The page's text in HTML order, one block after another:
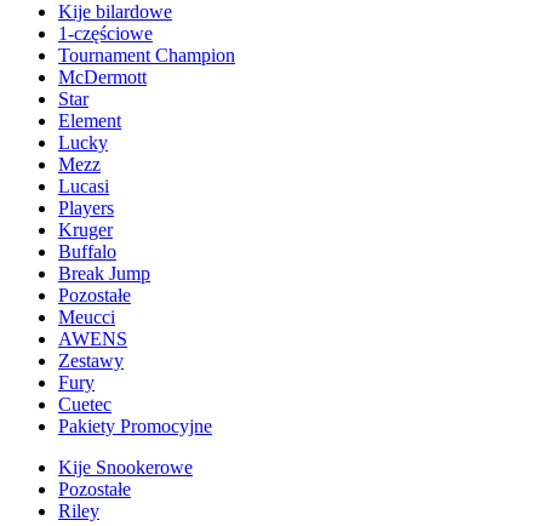
Kije bilardowe
1-częściowe
Tournament Champion
McDermott
Star
Element
Lucky
Mezz
Lucasi
Players
Kruger
Buffalo
Break Jump
Pozostałe
Meucci
AWENS
Zestawy
Fury
Cuetec
Pakiety Promocyjne
Kije Snookerowe
Pozostałe
Riley